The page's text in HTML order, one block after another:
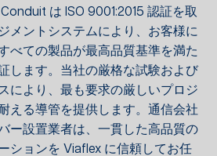
は ISO 9001:2015 認証を取
メントシステムにより、お客様に
べての製品が最高品質基準を満た
します。当社の厳格な試験および
により、最も要求の厳しいプロジ
える導管を提供します。通信会社
ー設置業者は、一貫した高品質の
ションを Viaflex に信頼してお任